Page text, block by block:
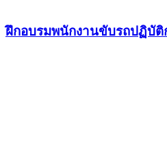
ฝึกอบรมพนักงานขับรถปฏิบัติ